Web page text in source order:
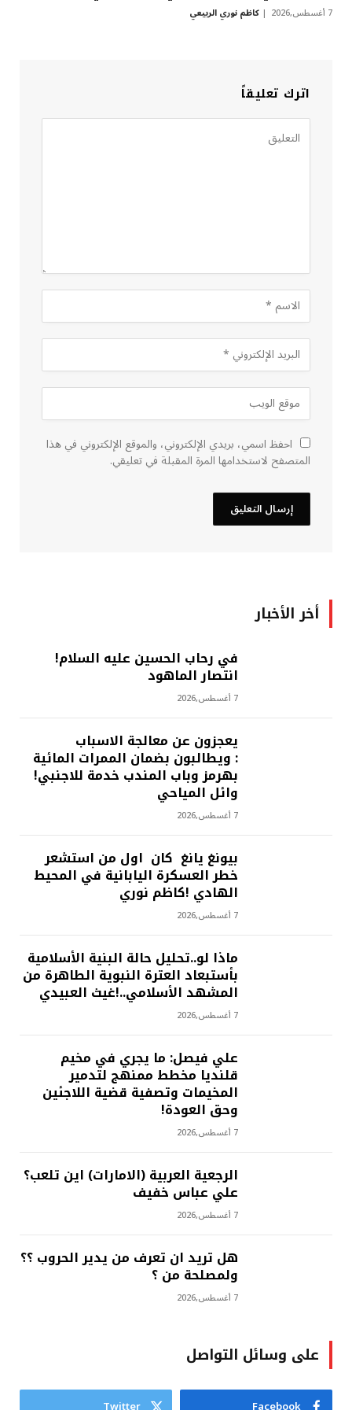
7 أغسطس,2026 كاظم نوري الربيعي
اترك تعليقاً
احفظ اسمي، بريدي الإلكتروني، والموقع الإلكتروني في هذا
المتصفح لاستخدامها المرة المقبلة في تعليقي.
أخر الأخبار
في رحاب الحسين عليه السلام!
انتصار الماهود
7 أغسطس,2026
يعجزون عن معالجة الاسباب
: ويطالبون بضمان الممرات المائية
بهرمز وباب المندب خدمة للاجنبي!
وائل المياحي
7 أغسطس,2026
بيونغ يانغ كان اول من استشعر
خطر العسكرة اليابانية في المحيط
الهادي !كاظم نوري
7 أغسطس,2026
ماذا لو..تحليل حالة البنية الأسلامية
بأستبعاد العترة النبوية الطاهرة من
المشهد الأسلامي..!غيث العبيدي
7 أغسطس,2026
علي فيصل: ما يجري في مخيم
قلنديا مخطط ممنهج لتدمير
المخيمات وتصفية قضية اللاجئين
وحق العودة!
7 أغسطس,2026
الرجعية العربية (الامارات) اين تلعب؟
علي عباس خفيف
7 أغسطس,2026
هل تريد ان تعرف من يدير الحروب ؟؟
ولمصلحة من ؟
7 أغسطس,2026
على وسائل التواصل